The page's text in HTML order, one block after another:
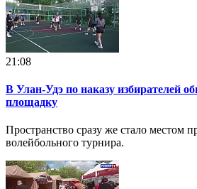
21:08
В Улан-Удэ по наказу избирателей
площадку
Пространство сразу же стало местом
волейбольного турнира.